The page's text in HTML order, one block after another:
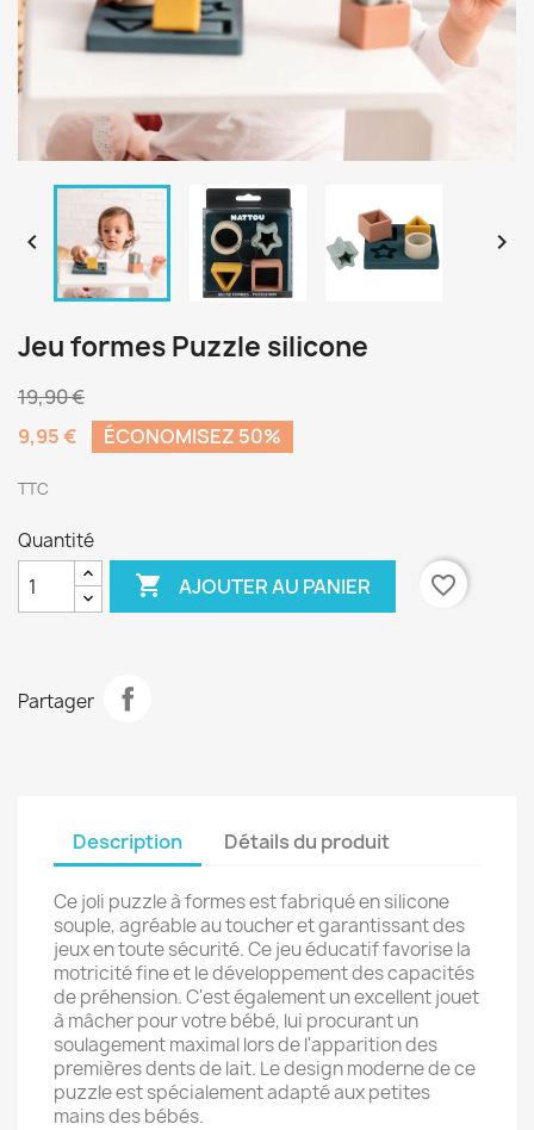
 
Jeu formes Puzzle silicone
19,90 €
9,95 €
ÉCONOMISEZ 50%
TTC
Quantité
 AJOUTER AU PANIER favorite_border
Partager
Description Détails du produit
Ce joli puzzle à formes est fabriqué en silicone
souple, agréable au toucher et garantissant des
jeux en toute sécurité. Ce jeu éducatif favorise la
motricité fine et le développement des capacités
de préhension. C'est également un excellent jouet
à mâcher pour votre bébé, lui procurant un
soulagement maximal lors de l'apparition des
premières dents de lait. Le design moderne de ce
puzzle est spécialement adapté aux petites
mains des bébés.